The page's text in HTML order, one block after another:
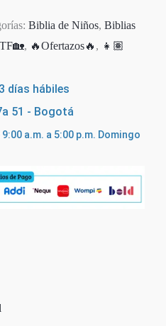
Biblia de Niños, Biblias
TF🏡, 🔥Ofertazos🔥 , 👧🏽
días hábiles
51 - Bogotá
a.m. a 5:00 p.m. Domingo